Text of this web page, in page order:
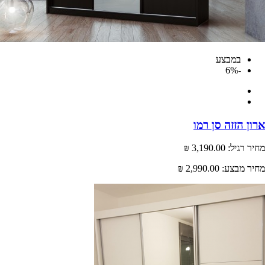
במבצע
הזזה סן רמו
רגיל: 3,190.00 ₪
מבצע: 2,990.00 ₪